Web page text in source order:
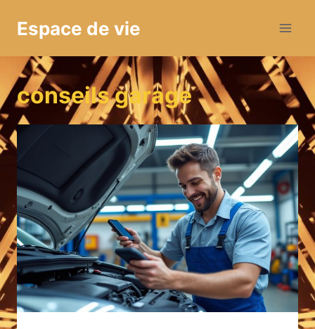
Espace de vie
conseils garage